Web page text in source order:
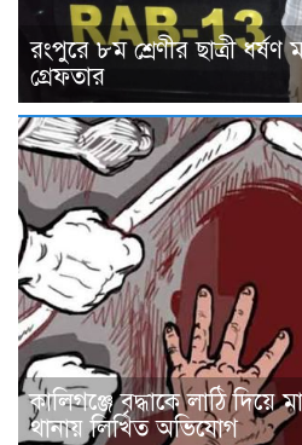
রংপুরে ৮ম শ্রেণীর ছাত্রী
গ্রেফতার
কালিগঞ্জে বৃদ্ধাকে লাঠি
থানায় লিখিত অভিযোগ